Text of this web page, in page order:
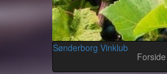
Sønderborg Vinklub
Forside